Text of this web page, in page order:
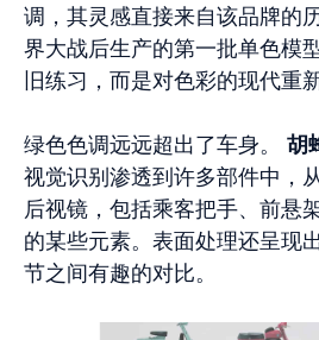
调，其灵感直接来自该品牌的
界大战后生产的第一批单色模
旧练习，而是对色彩的现代重
绿色色调远远超出了车身。 胡
视觉识别渗透到许多部件中，
后视镜，包括乘客把手、前悬
的某些元素。表面处理还呈现
节之间有趣的对比。